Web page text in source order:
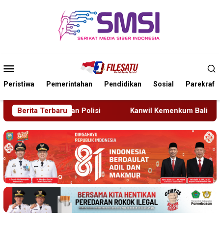
Mobile
Peristiwa Pemerintahan Pendidikan Sosial Parekraf
Berita Terbaru
Kanwil Kemenkum Bali Semarakkan Hari Pengayoman